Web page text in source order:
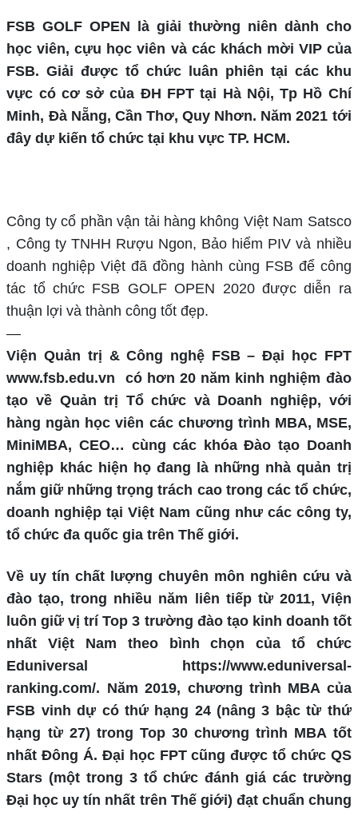
FSB GOLF OPEN là giải thường niên dành cho
học viên, cựu học viên và các khách mời VIP của
FSB. Giải được tổ chức luân phiên tại các khu
vực có cơ sở của ĐH FPT tại Hà Nội, Tp Hồ Chí
Minh, Đà Nẵng, Cần Thơ, Quy Nhơn. Năm 2021 tới
đây dự kiến tổ chức tại khu vực TP. HCM.
Công ty cổ phần vận tải hàng không Việt Nam Satsco
, Công ty TNHH Rượu Ngon, Bảo hiểm PIV và nhiều
doanh nghiệp Việt đã đồng hành cùng FSB để công
tác tổ chức FSB GOLF OPEN 2020 được diễn ra
thuận lợi và thành công tốt đẹp.
—
Viện Quản trị & Công nghệ FSB – Đại học FPT
www.fsb.edu.vn có hơn 20 năm kinh nghiệm đào
tạo về Quản trị Tổ chức và Doanh nghiệp, với
hàng ngàn học viên các chương trình MBA, MSE,
MiniMBA, CEO… cùng các khóa Đào tạo Doanh
nghiệp khác hiện họ đang là những nhà quản trị
nắm giữ những trọng trách cao trong các tổ chức,
doanh nghiệp tại Việt Nam cũng như các công ty,
tổ chức đa quốc gia trên Thế giới.
Về uy tín chất lượng chuyên môn nghiên cứu và
đào tạo, trong nhiều năm liên tiếp từ 2011, Viện
luôn giữ vị trí Top 3 trường đào tạo kinh doanh tốt
nhất Việt Nam theo bình chọn của tổ chức
Eduniversal https://www.eduniversal-
ranking.com/. Năm 2019, chương trình MBA của
FSB vinh dự có thứ hạng 24 (nâng 3 bậc từ thứ
hạng từ 27) trong Top 30 chương trình MBA tốt
nhất Đông Á. Đại học FPT cũng được tổ chức QS
Stars (một trong 3 tổ chức đánh giá các trường
Đại học uy tín nhất trên Thế giới) đạt chuẩn chung